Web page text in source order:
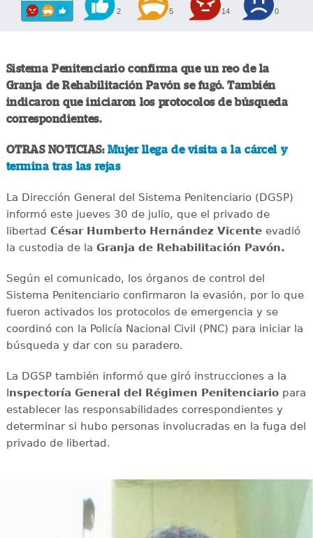
2 5 14 0
Sistema Penitenciario confirma que un reo de la
Granja de Rehabilitación Pavón se fugó. También
indicaron que iniciaron los protocolos de búsqueda
correspondientes.
OTRAS NOTICIAS: Mujer llega de visita a la cárcel y
termina tras las rejas
La Dirección General del Sistema Penitenciario (DGSP)
informó este jueves 30 de julio, que el privado de
libertad César Humberto Hernández Vicenteevadió
la custodia de la Granja de Rehabilitación Pavón.
Según el comunicado, los órganos de control del
Sistema Penitenciario confirmaron la evasión, por lo que
fueron activados los protocolos de emergencia y se
coordinó con la Policía Nacional Civil (PNC) para iniciar la
búsqueda y dar con su paradero.
La DGSP también informó que giró instrucciones a la
Inspectoría General del Régimen Penitenciariopara
establecer las responsabilidades correspondientes y
determinar si hubo personas involucradas en la fuga del
privado de libertad.